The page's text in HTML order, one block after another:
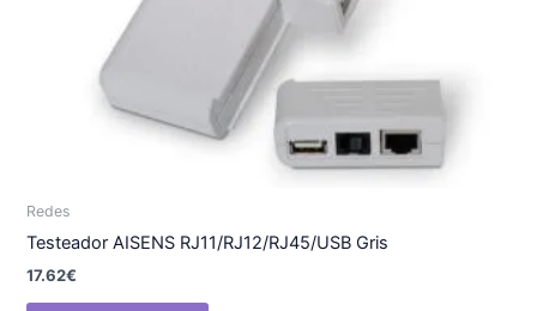
Redes
Testeador AISENS RJ11/RJ12/RJ45/USB Gris
17.62€